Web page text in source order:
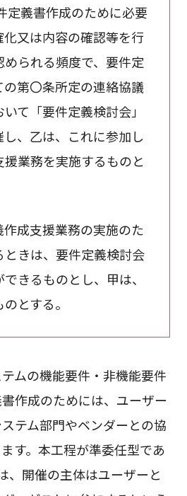
定義書作成のために必要
化又は内容の確認等を行
められる頻度で、要件定
第〇条所定の連絡協議
て「要件定義検討会」
、乙は、これに参加し
業務を実施するものと
成支援業務の実施のた
きは、要件定義検討会
きるものとし、甲は、
のとする。
ムの機能要件・非機能要件
作成のためには、ユーザー
テム部門やベンダーとの協
す。本工程が準委任型であ
、開催の主体はユーザーと